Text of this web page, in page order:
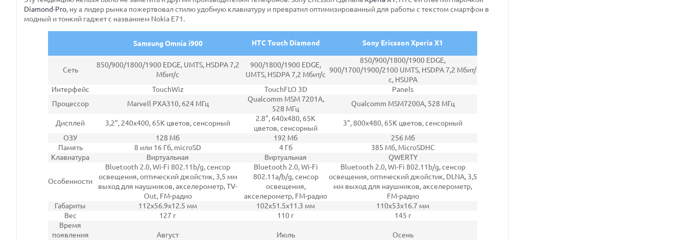
Diamond-Pro, ну а лидер рынка пожертвовал стилю удобную клавиатуру и превратил оптимизированный для работы с текстом смартфон в
модный и тонкий гаджет с названием Nokia E71.
Samsung Omnia i900 HTC Touch Diamond Sony Ericsson Xperia X1
Сеть
850/900/1800/1900 EDGE, UMTS, HSDPA 7,2
Мбит/с
900/1800/1900 EDGE,
UMTS, HSDPA 7,2 Мбит/с
850/900/1800/1900 EDGE,
900/1700/1900/2100 UMTS, HSDPA 7,2 Мбит/
с, HSUPA
Интерфейс
TouchWiz TouchFLO 3D
Panels
Процессор
Marvell PXA310, 624 МГц
Qualcomm MSM 7201A,
528 МГц
Qualcomm MSM7200A, 528 МГц
Дисплей 3,2", 240x400, 65K цветов, сенсорный
2.8", 640x480, 65K
цветов, сенсорный
3", 800х480, 65K цветов, сенсорный
ОЗУ
128 Мб 192 Мб
256 Мб
Память
8 или 16 Гб, microSD 4 Гб
385 Мб, MicroSDHC
Клавиатура
Виртуальная Виртуальная QWERTY
Особенности
Bluetooth 2.0, Wi-Fi 802.11b/g, сенсор
освещения, оптический джойстик, 3,5 мм
выход для наушников, акселерометр, TV-
Out, FM-радио
Bluetooth 2.0, Wi-Fi
802.11a/b/g, сенсор
освещения,
акселерометр, FM-радио
Bluetooth 2.0, Wi-Fi 802.11b/g, сенсор
освещения, оптический джойстик, DLNA, 3,5
мм выход для наушников, акселерометр,
FM-радио
Габариты
112x56.9x12.5 мм 102x51.5x11.3 мм
110х53х16.7 мм
Вес
127 г 110 г
145 г
Время
появления
Август Июль Осень